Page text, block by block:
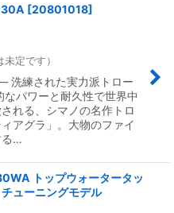
[20801018]
定です）
洗練された実力派トロー
なパワーと耐久性で世界中
れる、シマノの名作トロ
アグラ」。大物のファイ
る…
トップウォータータッ
ューニングモデル